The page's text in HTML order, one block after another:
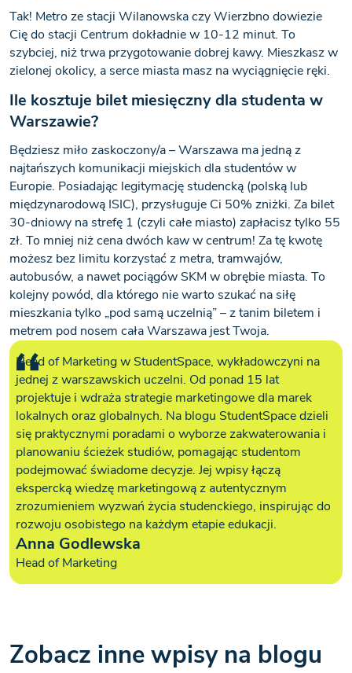
Tak! Metro ze stacji Wilanowska czy Wierzbno dowiezie
Cię do stacji Centrum dokładnie w 10-12 minut. To
szybciej, niż trwa przygotowanie dobrej kawy. Mieszkasz w
zielonej okolicy, a serce miasta masz na wyciągnięcie ręki.
Ile kosztuje bilet miesięczny dla studenta w
Warszawie?
Będziesz miło zaskoczony/a – Warszawa ma jedną z
najtańszych komunikacji miejskich dla studentów w
Europie. Posiadając legitymację studencką (polską lub
międzynarodową ISIC), przysługuje Ci 50% zniżki. Za bilet
30-dniowy na strefę 1 (czyli całe miasto) zapłacisz tylko 55
zł. To mniej niż cena dwóch kaw w centrum! Za tę kwotę
możesz bez limitu korzystać z metra, tramwajów,
autobusów, a nawet pociągów SKM w obrębie miasta. To
kolejny powód, dla którego nie warto szukać na siłę
mieszkania tylko „pod samą uczelnią” – z tanim biletem i
metrem pod nosem cała Warszawa jest Twoja.
Head of Marketing w StudentSpace, wykładowczyni na
jednej z warszawskich uczelni. Od ponad 15 lat
projektuje i wdraża strategie marketingowe dla marek
lokalnych oraz globalnych. Na blogu StudentSpace dzieli
się praktycznymi poradami o wyborze zakwaterowania i
planowaniu ścieżek studiów, pomagając studentom
podejmować świadome decyzje. Jej wpisy łączą
ekspercką wiedzę marketingową z autentycznym
zrozumieniem wyzwań życia studenckiego, inspirując do
rozwoju osobistego na każdym etapie edukacji.
Anna Godlewska
Head of Marketing
Zobacz inne wpisy na blogu